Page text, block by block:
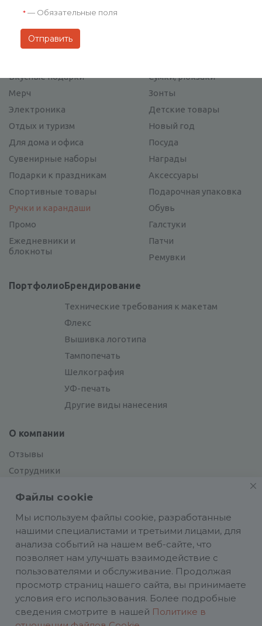
Вкусные подарки
Мерч
Электроника
Отдых и туризм
Для дома и офиса
Сувенирные наборы
Подарки к праздникам
Спортивные товары
Ручки и карандаши
Промо
Ежедневники и
блокноты
Сумки, рюкзаки
Зонты
Детские товары
Новый год
Посуда
Награды
Аксессуары
Подарочная упаковка
Обувь
Галстуки
Патчи
Ремувки
ПортфолиоБрендирование
Технические требования к макетам
Флекс
Вышивка логотипа
Тампопечать
Шелкография
УФ-печать
Другие виды нанесения
О компании
Отзывы
Сотрудники
Вакансии
Политика конфиденциальности
ИП Аасаметс А. И. ИНН 661219180590 ОГРН
* — Обязательные поля
Файлы cookie
Мы используем файлы cookie, разработанные
нашими специалистами и третьими лицами, для
анализа событий на нашем веб-сайте, что
позволяет нам улучшать взаимодействие с
пользователями и обслуживание. Продолжая
просмотр страниц нашего сайта, вы принимаете
условия его использования. Более подробные
сведения смотрите в нашей Политике в